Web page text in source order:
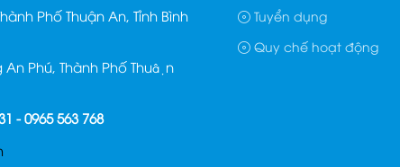
Phố Thuận An, Tỉnh Bình
An Phú, Thành Phố Thuận
- 0965 563 768
Tuyển dụng
Quy chế hoạt động